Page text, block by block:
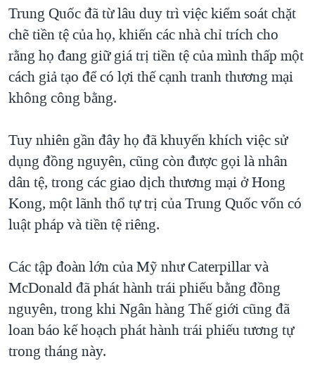
Trung Quốc đã từ lâu duy trì việc kiểm soát chặt
chẽ tiền tệ của họ, khiến các nhà chỉ trích cho
rằng họ đang giữ giá trị tiền tệ của mình thấp một
cách giả tạo để có lợi thế cạnh tranh thương mại
không công bằng.
Tuy nhiên gần đây họ đã khuyến khích việc sử
dụng đồng nguyên, cũng còn được gọi là nhân
dân tệ, trong các giao dịch thương mại ở Hong
Kong, một lãnh thổ tự trị của Trung Quốc vốn có
luật pháp và tiền tệ riêng.
Các tập đoàn lớn của Mỹ như Caterpillar và
McDonald đã phát hành trái phiếu bằng đồng
nguyên, trong khi Ngân hàng Thế giới cũng đã
loan báo kế hoạch phát hành trái phiếu tương tự
trong tháng này.